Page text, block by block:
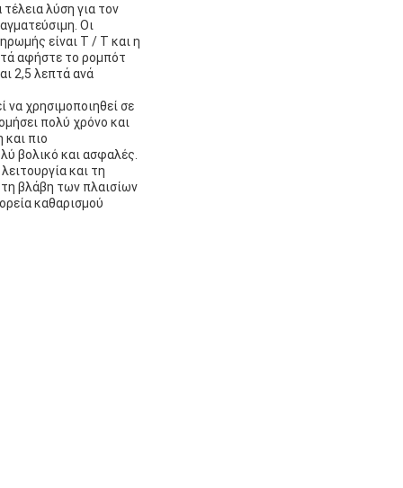
λύση για τον
Οι
είναι T / T και η
αφήστε το ρομπότ
2,5 λεπτά ανά
χρησιμοποιηθεί σε
πολύ χρόνο και
πιο
βολικό και ασφαλές.
και τη
τη βλάβη των πλαισίων
καθαρισμού